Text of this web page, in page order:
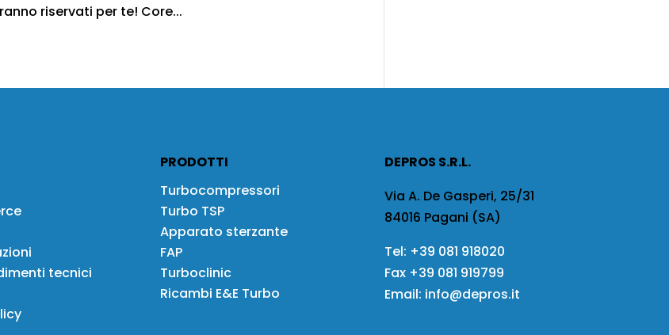
riservati per te! Core...
tecnici
PRODOTTI
Turbocompressori
Turbo TSP
Apparato sterzante
FAP
Turboclinic
Ricambi E&E Turbo
DEPROS S.R.L.
Via A. De Gasperi, 25/31
84016 Pagani (SA)
Tel: +39 081 918020
Fax +39 081 919799
Email: info@depros.it